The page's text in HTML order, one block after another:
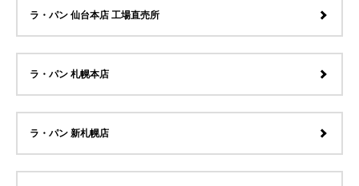
ラ・パン 仙台本店 工場直売所
ラ・パン 札幌本店
ラ・パン 新札幌店